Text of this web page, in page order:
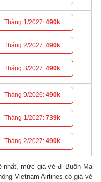
Tháng 1/2027:490k
Tháng 2/2027:490k
Tháng 3/2027:490k
Tháng 9/2026:490k
Tháng 1/2027:739k
Tháng 2/2027:490k
nhất, mức giá vé đi Buôn Ma
Vietnam Airlines có giá vé